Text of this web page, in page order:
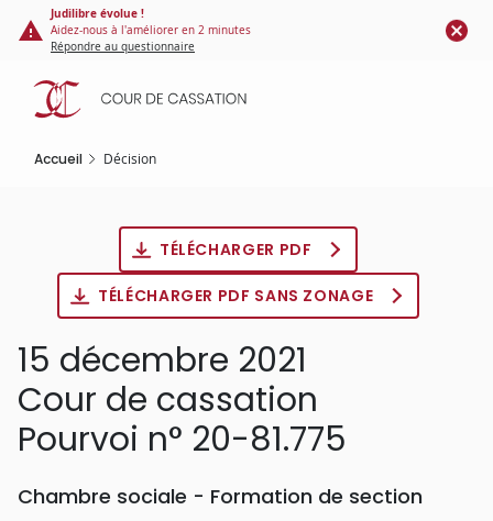
Panneau de gestion des cookies
contenu
principal
Judilibre évolue !
Aidez-nous à l'améliorer en 2 minutes
Répondre au questionnaire
Accueil Décision
TÉLÉCHARGER PDF
TÉLÉCHARGER PDF SANS ZONAGE
15 décembre 2021
Cour de cassation
Pourvoi n° 20-81.775
Chambre sociale - Formation de section